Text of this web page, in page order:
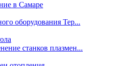
в Самаре
оборудования Тер...
станков плазмен...